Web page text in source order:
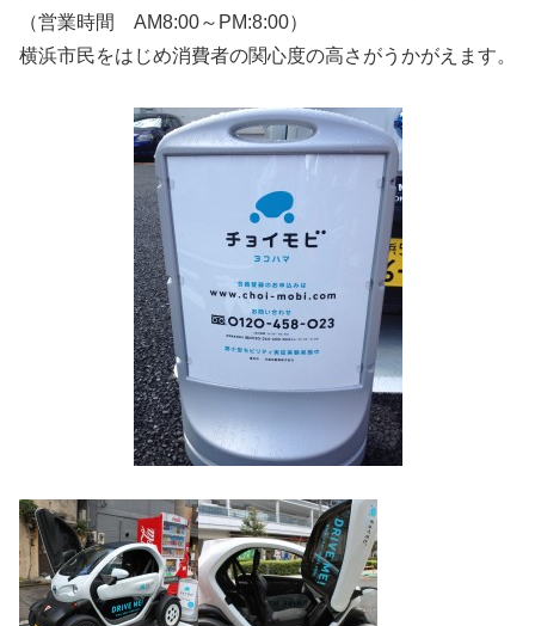
（営業時間 AM8:00～PM:8:00）
横浜市民をはじめ消費者の関心度の高さがうかがえます。